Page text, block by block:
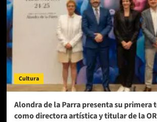
Cultura
Alondra de la Parra presenta su primera
como directora artística y titular de la